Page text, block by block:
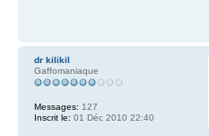
dr kilikil
Gaffomaniaque
Messages: 127
Inscrit le: 01 Déc 2010 22:40